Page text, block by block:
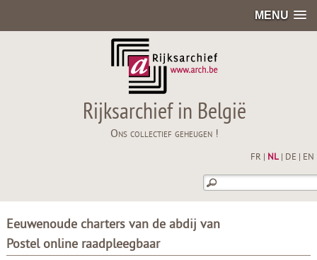
MENU
Rijksarchief in België
Ons collectief geheugen !
FR NL| DE EN
Eeuwenoude charters van de abdij van
Postel online raadpleegbaar